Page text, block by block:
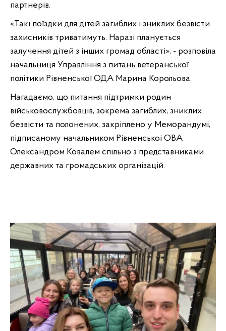
партнерів.
«Такі поїздки для дітей загиблих і зниклих безвісти
захисників триватимуть. Наразі планується
залучення дітей з інших громад області», - розповіла
начальниця Управління з питань ветеранської
політики Рівненської ОДА Марина Корольова.
Нагадаємо, що питання підтримки родин
військовослужбовців, зокрема загиблих, зниклих
безвісти та полонених, закріплено у Меморандумі,
підписаному начальником Рівненської ОВА
Олександром Ковалем спільно з представниками
державних та громадських організацій.